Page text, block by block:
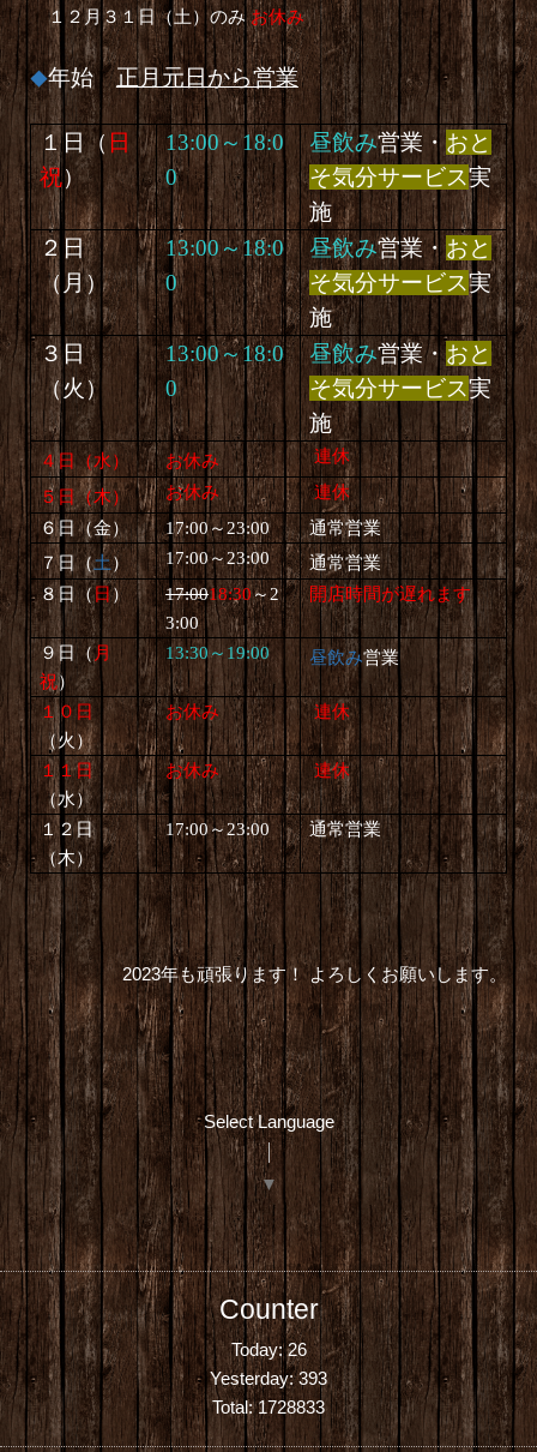
１２月３１日（土）のみお休み
◆年始正月元日から営業
１日（ 日
祝）
13:00～18:0
0
昼飲み営業・おと
そ気分サービス実
施
２日
（ 月）
13:00～18:0
0
昼飲み営業・おと
そ気分サービス実
施
３日
（火）
13:00～18:0
0
昼飲み営業・おと
そ気分サービス実
施
４日（水） お休み
連休
５日（木） お休み
連休
６日（金） 17:00～23:00
通常営業
７日（土） 17:00～23:00
通常営業
８日（日） 17:0018:30～2
3:00
開店時間が遅れます
９日（月
祝）
13:30～19:00 昼飲み営業
１０日
（火）
お休み 連休
１１日
（水）
お休み 連休
１２日
（木）
17:00～23:00 通常営業
2023年も頑張ります！ よろしくお願いします。
Select Language
▼
Counter
Today:26
Yesterday:393
Total:1728833